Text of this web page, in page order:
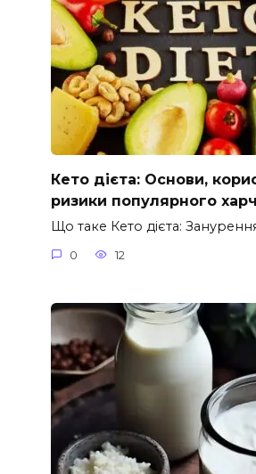
Кето дієта: Основи,
ризики популярного
Що таке Кето дієта:
0 12